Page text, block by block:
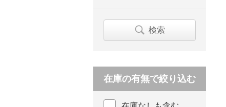
検索
在庫の有無で絞り込む